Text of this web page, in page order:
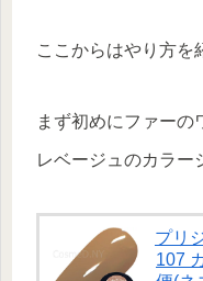
ここからはやり方を
まず初めにファーの
レベージュのカラー
プリ
107